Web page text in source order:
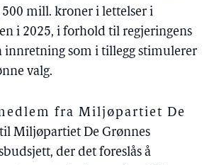
500 mill. kroner i lettelser i
i 2025, i forhold til regjeringens
innretning som i tillegg stimulerer
valg.
fra Miljøpartiet De
Miljøpartiet De Grønnes
der det foreslås å